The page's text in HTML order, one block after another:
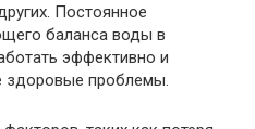
Постоянное
баланса воды в
эффективно и
проблемы.